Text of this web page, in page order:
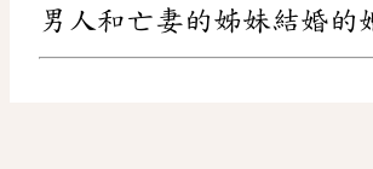
男人和亡妻的姊妹結婚的